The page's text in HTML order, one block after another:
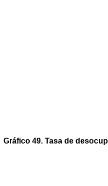
Gráfico 49. Tasa de